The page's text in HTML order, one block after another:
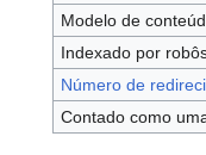
Modelo de
Indexado por
Número de
Contado como